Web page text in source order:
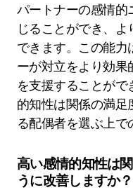
パートナーの感情的
じることができ、
できます。この能
ーが対立をより効
を支援することが
的知性は関係の満
る配偶者を選ぶ上で
高い感情的知性は
うに改善しますか？